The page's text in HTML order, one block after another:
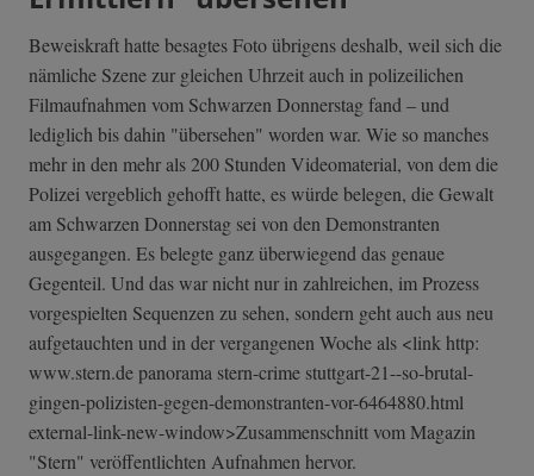
Beweiskraft hatte besagtes Foto übrigens deshalb, weil sich die
nämliche Szene zur gleichen Uhrzeit auch in polizeilichen
Filmaufnahmen vom Schwarzen Donnerstag fand – und
lediglich bis dahin "übersehen" worden war. Wie so manches
mehr in den mehr als 200 Stunden Videomaterial, von dem die
Polizei vergeblich gehofft hatte, es würde belegen, die Gewalt
am Schwarzen Donnerstag sei von den Demonstranten
ausgegangen. Es belegte ganz überwiegend das genaue
Gegenteil. Und das war nicht nur in zahlreichen, im Prozess
vorgespielten Sequenzen zu sehen, sondern geht auch aus neu
aufgetauchten und in der vergangenen Woche als <link http:
www.stern.de panorama stern-crime stuttgart-21--s­o-brutal-
gingen­-polizisten-geg­en-demonstrante­n-vor-6464880.h­tml
external-link-n­ew-window>Zusam­menschnitt vom Magazin
"Stern" veröffentlichten Aufnahmen hervor.